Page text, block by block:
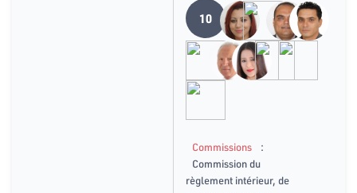
10
Commissions :
Commission du
règlement intérieur, de